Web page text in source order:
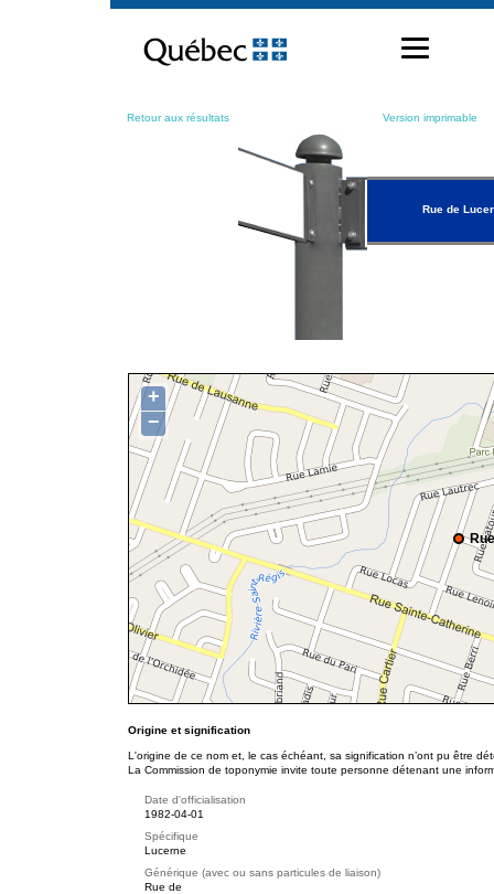
contenu
Retour aux résultats Version imprimable
Rue de
+
−
Origine et signification
L'origine de ce nom et, le cas échéant, sa signification n’ont pu être
La Commission de toponymie invite toute personne détenant une
Date d'officialisation
1982-04-01
Spécifique
Lucerne
Générique (avec ou sans particules de liaison)
Rue de